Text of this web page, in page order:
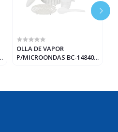
OLLA DE VAPOR
P/MICROONDAS BC-14840)